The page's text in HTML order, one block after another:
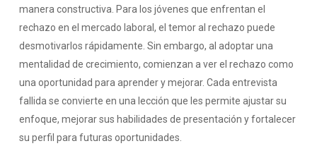
manera constructiva. Para los jóvenes que enfrentan el
rechazo en el mercado laboral, el temor al rechazo puede
desmotivarlos rápidamente. Sin embargo, al adoptar una
mentalidad de crecimiento, comienzan a ver el rechazo como
una oportunidad para aprender y mejorar. Cada entrevista
fallida se convierte en una lección que les permite ajustar su
enfoque, mejorar sus habilidades de presentación y fortalecer
su perfil para futuras oportunidades.